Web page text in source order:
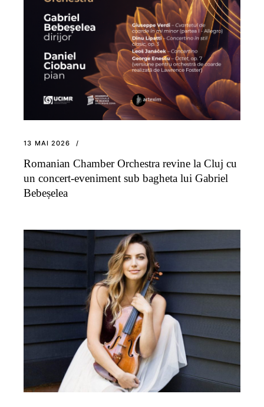
13 MAI 2026
Romanian Chamber Orchestra revine la Cluj cu
un concert-eveniment sub bagheta lui Gabriel
Bebeșelea